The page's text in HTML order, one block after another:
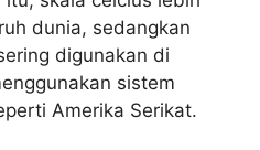
dunia, sedangkan
digunakan di
sistem
Amerika Serikat.